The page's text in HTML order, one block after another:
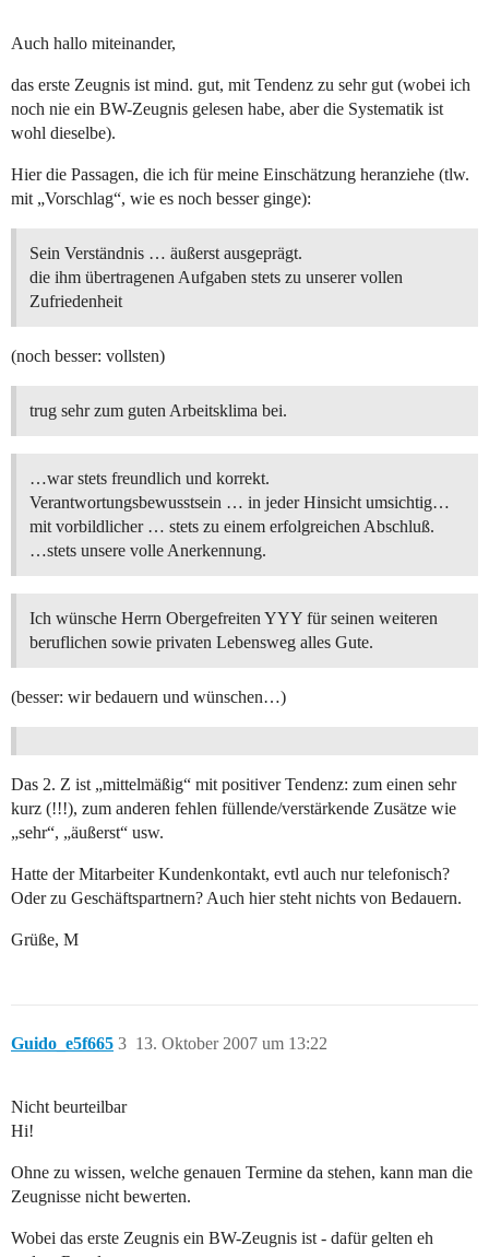
Auch hallo miteinander,
das erste Zeugnis ist mind. gut, mit Tendenz zu sehr gut (wobei ich
noch nie ein BW-Zeugnis gelesen habe, aber die Systematik ist
wohl dieselbe).
Hier die Passagen, die ich für meine Einschätzung heranziehe (tlw.
mit „Vorschlag“, wie es noch besser ginge):
Sein Verständnis … äußerst ausgeprägt.
die ihm übertragenen Aufgaben stets zu unserer vollen
Zufriedenheit
(noch besser: vollsten)
trug sehr zum guten Arbeitsklima bei.
…war stets freundlich und korrekt.
Verantwortungsbewusstsein … in jeder Hinsicht umsichtig…
mit vorbildlicher … stets zu einem erfolgreichen Abschluß.
…stets unsere volle Anerkennung.
Ich wünsche Herrn Obergefreiten YYY für seinen weiteren
beruflichen sowie privaten Lebensweg alles Gute.
(besser: wir bedauern und wünschen…)
Das 2. Z ist „mittelmäßig“ mit positiver Tendenz: zum einen sehr
kurz (!!!), zum anderen fehlen füllende/verstärkende Zusätze wie
„sehr“, „äußerst“ usw.
Hatte der Mitarbeiter Kundenkontakt, evtl auch nur telefonisch?
Oder zu Geschäftspartnern? Auch hier steht nichts von Bedauern.
Grüße, M
Guido_e5f665 13. Oktober 2007 um 13:22
3
Nicht beurteilbar
Hi!
Ohne zu wissen, welche genauen Termine da stehen, kann man die
Zeugnisse nicht bewerten.
Wobei das erste Zeugnis ein BW-Zeugnis ist - dafür gelten eh